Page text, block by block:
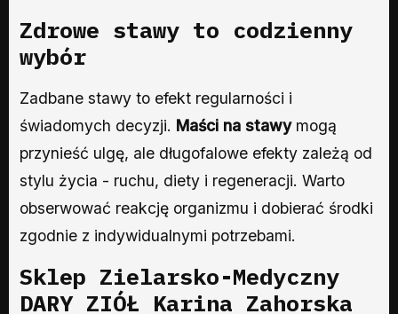
Zdrowe stawy to codzienny
wybór
Zadbane stawy to efekt regularności i
świadomych decyzji. Maści na stawymogą
przynieść ulgę, ale długofalowe efekty zależą od
stylu życia - ruchu, diety i regeneracji. Warto
obserwować reakcję organizmu i dobierać środki
zgodnie z indywidualnymi potrzebami.
Sklep Zielarsko-Medyczny
DARY ZIÓŁ Karina Zahorska